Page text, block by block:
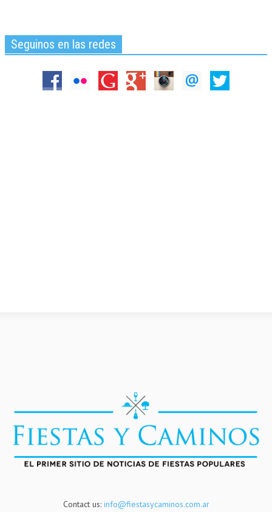
Seguinos en las redes
Contact us: info@fiestasycaminos.com.ar